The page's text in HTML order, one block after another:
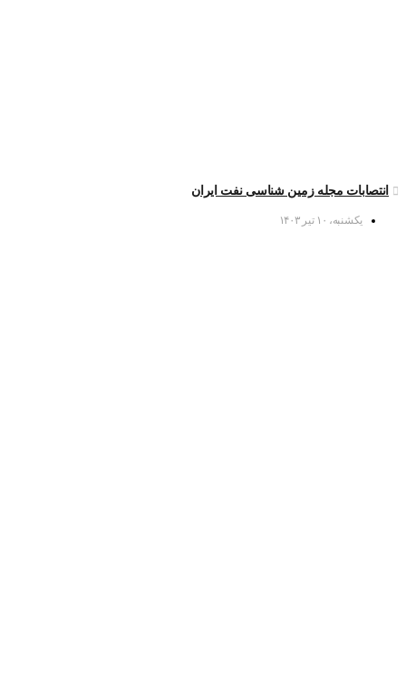
انتصابات مجله زمین شناسی نفت ایران
یکشنبه، ۱۰ تیر ۱۴۰۳